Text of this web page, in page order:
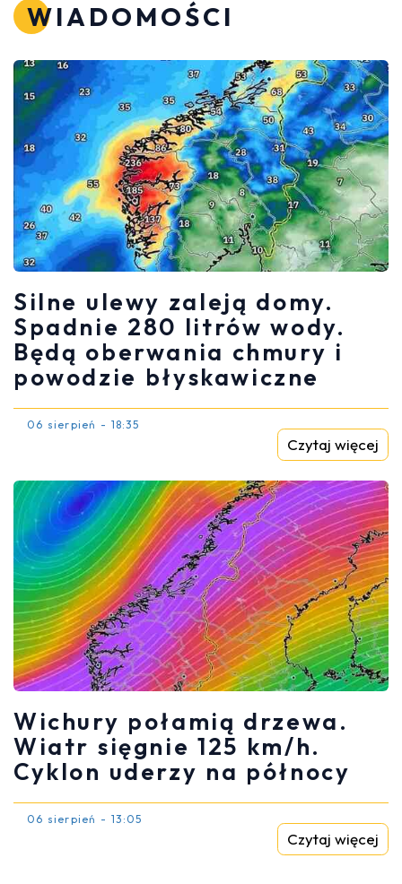
WIADOMOŚCI
Silne ulewy zaleją domy.
Spadnie 280 litrów wody.
Będą oberwania chmury i
powodzie błyskawiczne
06 sierpień - 18:35
Czytaj więcej
Wichury połamią drzewa.
Wiatr sięgnie 125 km/h.
Cyklon uderzy na północy
06 sierpień - 13:05
Czytaj więcej